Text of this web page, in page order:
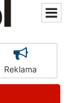
Reklama